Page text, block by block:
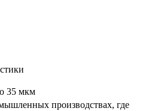
35 мкм
производствах, где